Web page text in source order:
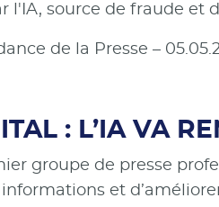
l'IA, source de fraude et
de la Presse –
: L’IA VA
groupe de presse
et